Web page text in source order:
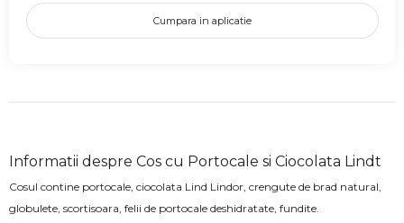
Cumpara in aplicatie
Informatii despre Cos cu Portocale si Ciocolata Lindt
Cosul contine portocale, ciocolata Lind Lindor, crengute de brad natural,
globulete, scortisoara, felii de portocale deshidratate, fundite.